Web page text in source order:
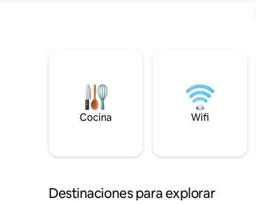
Cocina Wifi
Destinaciones para explorar